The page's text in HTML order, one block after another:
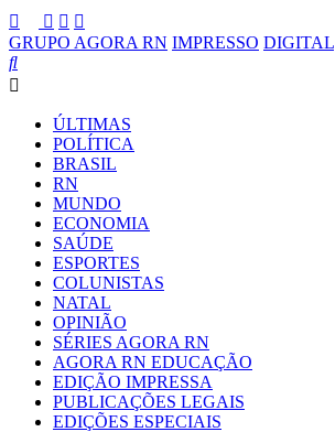
GRUPO AGORA RN IMPRESSO DIGITAL
ÚLTIMAS
POLÍTICA
BRASIL
RN
MUNDO
ECONOMIA
SAÚDE
ESPORTES
COLUNISTAS
NATAL
OPINIÃO
SÉRIES AGORA RN
AGORA RN EDUCAÇÃO
EDIÇÃO IMPRESSA
PUBLICAÇÕES LEGAIS
EDIÇÕES ESPECIAIS